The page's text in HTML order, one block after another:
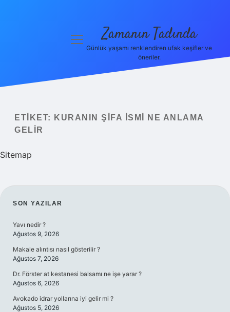
Yasal Uyarı
Hakkımızda
menüyüZamanın Tadında
Günlük yaşamı renklendiren ufak keşifler ve
öneriler.
ETIKET:
KURANIN ŞIFA ISMI NE ANLAMA
GELIR
Sitemap
SIDEBAR
SON YAZILAR
Yavı nedir ?
Ağustos 9, 2026
Makale alıntısı nasıl gösterilir ?
Ağustos 7, 2026
Dr. Förster at kestanesi balsamı ne işe yarar ?
Ağustos 6, 2026
Avokado idrar yollarına iyi gelir mi ?
Ağustos 5, 2026